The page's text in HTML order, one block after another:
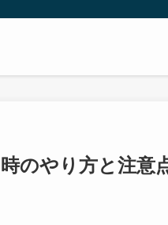
のやり方と注意